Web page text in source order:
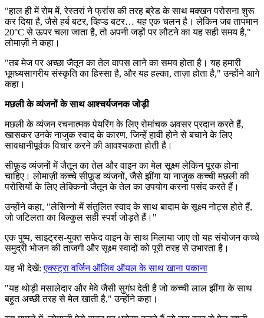
"हाल ही में रोम में, रेस्तरां ने फ्रांस की तरह ब्रेड के साथ मक्खन परोसना शुरू
कर दिया है, जैसे हर्ब बटर, व्हिप्ड बटर… यह एक चलन है। लेकिन जब तापमान
20°C से ऊपर चला जाता है, तो अपनी जड़ों पर लौटने का यह सही समय है,"
लोमाज़ी ने कहा।
"तब मेज पर अच्छा जैतून का तेल वापस लाने का समय होता है। यह हमारी
भूमध्यसागरीय संस्कृति का हिस्सा है, और यह हल्का, ताज़ा होता है," उन्होंने आगे
कहा।
मछली के व्यंजनों के साथ आश्चर्यजनक जोड़ी
मछली के व्यंजन रचनात्मक पेयरिंग के लिए रोमांचक अवसर प्रदान करते हैं,
खासकर उनके नाजुक स्वाद के कारण, जिन्हें हावी होने से बचाने के लिए
सावधानीपूर्वक विचार करने की आवश्यकता होती है।
सीफ़ूड व्यंजनों में जैतून का तेल और वाइन का मेल सूक्ष्म लेकिन पूरक होना
चाहिए। लोमाज़ी कच्चे सीफ़ूड व्यंजनों, जैसे झींगा या नाजुक कच्ची मछली की
परोसियों के लिए लेक्किनो जैतून के तेल का उपयोग करना पसंद करते हैं।
उन्होंने कहा, "लेसिन्‍नो में संतुलित स्वाद के साथ बादाम के सूक्ष्म नोट्स होते हैं,
जो जटिलता का बिल्कुल सही स्पर्श जोड़ते हैं।"
एक पुष्प, साइट्रस-युक्त सफेद वाइन के साथ मिलाया जाए तो यह संयोजन कच्चे
समुद्री भोजन की ताजगी और सूक्ष्म स्वादों को पूरी तरह से उभारता है।
यह भी देखें: एक्स्ट्रा वर्जिन ऑलिव ऑयल के साथ खाना पकाना
"यह थोड़ी मसालेदार और मेवे जैसी सुगंध देती है जो कच्ची लाल झींगा के साथ
बहुत अच्छी तरह से मेल खाती है," उन्होंने कहा।